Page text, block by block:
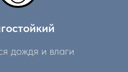
дождя и влаги